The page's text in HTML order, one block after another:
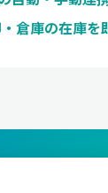
倉庫の在庫を